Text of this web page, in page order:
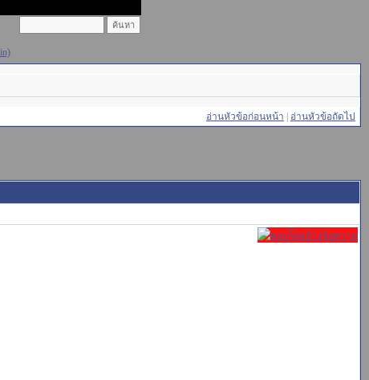
อ่านหัวข้อก่อนหน้า อ่านหัวข้อถัดไป